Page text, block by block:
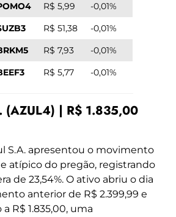
R$ 5,99
-0,01%
R$ 51,38
-0,01%
R$ 7,93
-0,01%
R$ 5,77 -0,01%
(AZUL4) | R$ 1.835,00
S.A. apresentou o movimento
atípico do pregão, registrando
de 23,54%. O ativo abriu o dia
anterior de R$ 2.399,99 e
R$ 1.835,00, uma